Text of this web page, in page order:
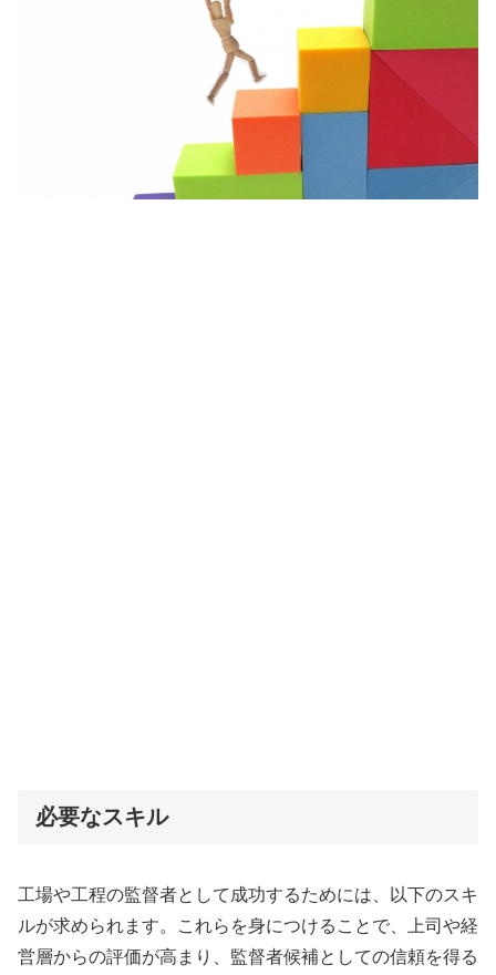
必要なスキル
工場や工程の監督者として成功するためには、以下のスキ
ルが求められます。これらを身につけることで、上司や経
営層からの評価が高まり、監督者候補としての信頼を得る